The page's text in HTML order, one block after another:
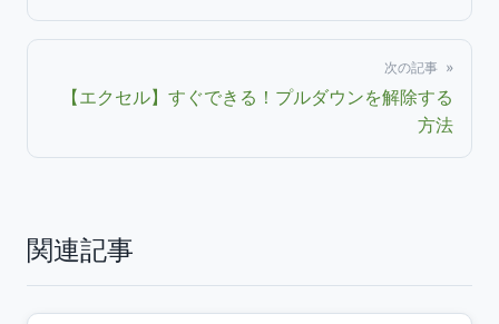
次の記事 »
【エクセル】すぐできる！プルダウンを解除する
方法
関連記事